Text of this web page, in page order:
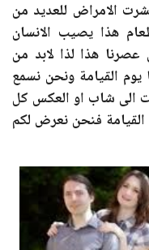
الامراض للعديد من
هذا يصيب الانسان
هذا لذا لابد من
القيامة ونحن نسمع
الى شاب او العكس كل
القيامة فنحن نعرض لكم